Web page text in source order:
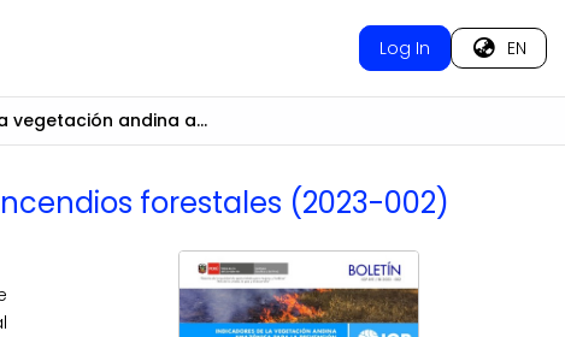
Log In EN
Indicadores de la vegetación andina amazónica para la prevención de incendios forestales (2023-002)
forestales (2023-002)